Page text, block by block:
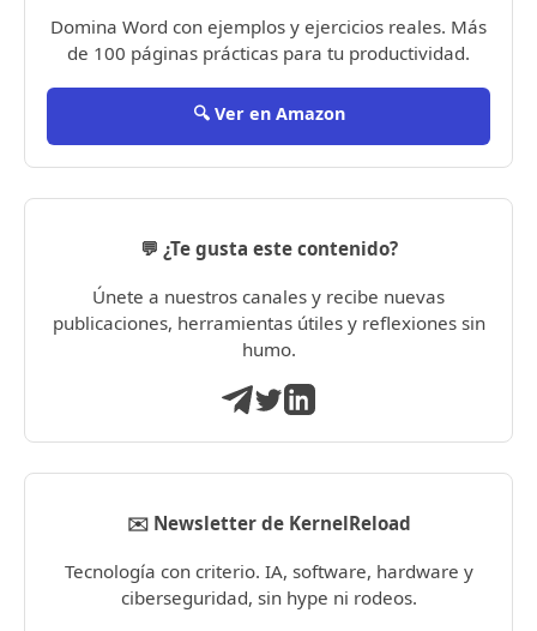
Domina Word con ejemplos y ejercicios reales. Más
de 100 páginas prácticas para tu productividad.
🔍 Ver en Amazon
💬 ¿Te gusta este contenido?
Únete a nuestros canales y recibe nuevas
publicaciones, herramientas útiles y reflexiones sin
humo.
✉️ Newsletter de KernelReload
Tecnología con criterio. IA, software, hardware y
ciberseguridad, sin hype ni rodeos.